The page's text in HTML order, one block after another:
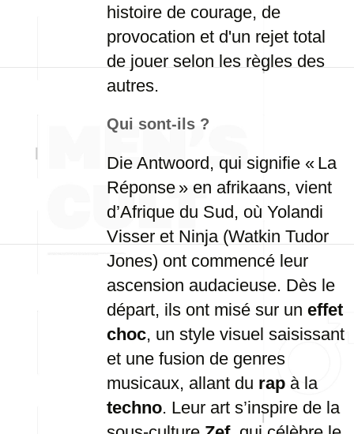
histoire de courage, de
provocation et d'un rejet total
de jouer selon les règles des
autres.
Qui sont-ils ?
Die Antwoord, qui signifie « La
Réponse » en afrikaans, vient
d’Afrique du Sud, où Yolandi
Visser et Ninja (Watkin Tudor
Jones) ont commencé leur
ascension audacieuse. Dès le
départ, ils ont misé sur un effet
choc, un style visuel saisissant
et une fusion de genres
musicaux, allant du rap à la
techno. Leur art s’inspire de la